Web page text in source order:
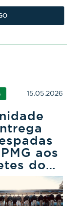
15.05.2026
aos
do